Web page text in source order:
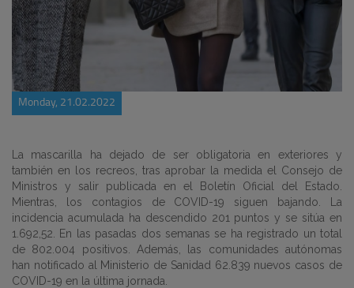
Monday, 21.02.2022
La mascarilla ha dejado de ser obligatoria en exteriores y
también en los recreos, tras aprobar la medida el Consejo de
Ministros y salir publicada en el Boletín Oficial del Estado.
Mientras, los contagios de COVID-19 siguen bajando. La
incidencia acumulada ha descendido 201 puntos y se sitúa en
1.692,52. En las pasadas dos semanas se ha registrado un total
de 802.004 positivos. Además, las comunidades autónomas
han notificado al Ministerio de Sanidad 62.839 nuevos casos de
COVID-19 en la última jornada.